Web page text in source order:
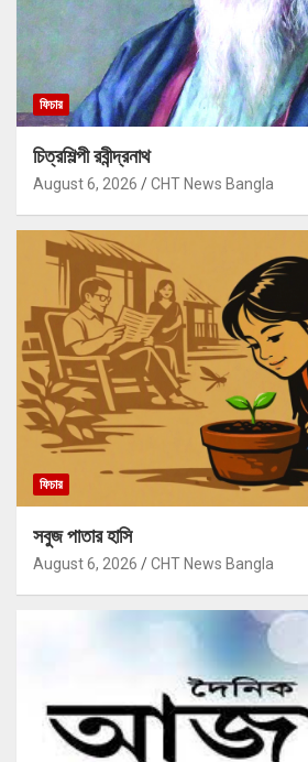
ফিচার
চিত্রশিল্পী রবীন্দ্রনাথ
August 6, 2026 CHT News Bangla
ফিচার
সবুজ পাতার হাসি
August 6, 2026 CHT News Bangla